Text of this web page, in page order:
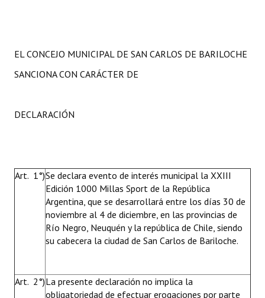
EL CONCEJO MUNICIPAL DE SAN CARLOS DE BARILOCHE
SANCIONA CON CARÁCTER DE
DECLARACIÓN
Art. 1°)Se declara evento de interés municipal la XXIII
Edición 1000 Millas Sport de la República
Argentina, que se desarrollará entre los días 30 de
noviembre al 4 de diciembre, en las provincias de
Río Negro, Neuquén y la república de Chile, siendo
su cabecera la ciudad de San Carlos de Bariloche.
Art. 2°)La presente declaración no implica la
obligatoriedad de efectuar erogaciones por parte